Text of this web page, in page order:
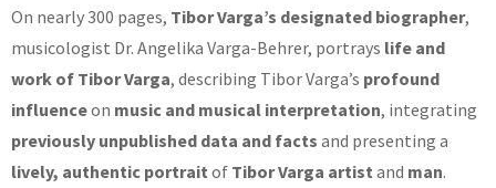
On nearly 300 pages, TiborVarga’s designated biographer,
musicologist Dr. Angelika Varga-Behrer, portrays life and
work of Tibor Varga, describing Tibor Varga’s profound
influenceon music and musical interpretation, integrating
previously unpublished data and facts and presenting a
lively, authentic portrait of Tibor Varga artist and man.